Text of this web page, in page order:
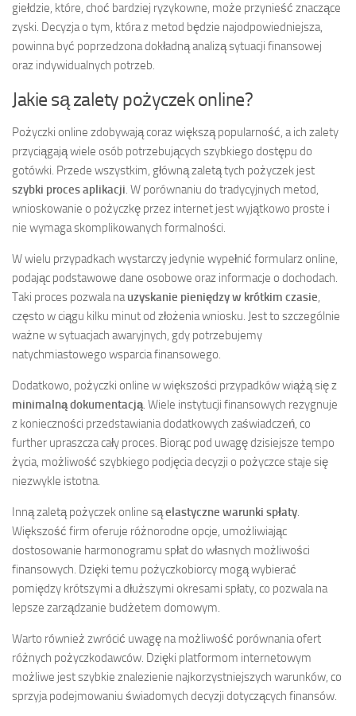
giełdzie, które, choć bardziej ryzykowne, może przynieść znaczące
zyski. Decyzja o tym, która z metod będzie najodpowiedniejsza,
powinna być poprzedzona dokładną analizą sytuacji finansowej
oraz indywidualnych potrzeb.
Jakie są zalety pożyczek online?
Pożyczki online zdobywają coraz większą popularność, a ich zalety
przyciągają wiele osób potrzebujących szybkiego dostępu do
gotówki. Przede wszystkim, główną zaletą tych pożyczek jest
szybki proces aplikacji. W porównaniu do tradycyjnych metod,
wnioskowanie o pożyczkę przez internet jest wyjątkowo proste i
nie wymaga skomplikowanych formalności.
W wielu przypadkach wystarczy jedynie wypełnić formularz online,
podając podstawowe dane osobowe oraz informacje o dochodach.
Taki proces pozwala nauzyskanie pieniędzy w krótkim czasie,
często w ciągu kilku minut od złożenia wniosku. Jest to szczególnie
ważne w sytuacjach awaryjnych, gdy potrzebujemy
natychmiastowego wsparcia finansowego.
Dodatkowo, pożyczki online w większości przypadków wiążą się z
minimalną dokumentacją. Wiele instytucji finansowych rezygnuje
z konieczności przedstawiania dodatkowych zaświadczeń, co
further upraszcza cały proces. Biorąc pod uwagę dzisiejsze tempo
życia, możliwość szybkiego podjęcia decyzji o pożyczce staje się
niezwykle istotna.
Inną zaletą pożyczek online sąelastyczne warunki spłaty.
Większość firm oferuje różnorodne opcje, umożliwiając
dostosowanie harmonogramu spłat do własnych możliwości
finansowych. Dzięki temu pożyczkobiorcy mogą wybierać
pomiędzy krótszymi a dłuższymi okresami spłaty, co pozwala na
lepsze zarządzanie budżetem domowym.
Warto również zwrócić uwagę na możliwość porównania ofert
różnych pożyczkodawców. Dzięki platformom internetowym
możliwe jest szybkie znalezienie najkorzystniejszych warunków, co
sprzyja podejmowaniu świadomych decyzji dotyczących finansów.